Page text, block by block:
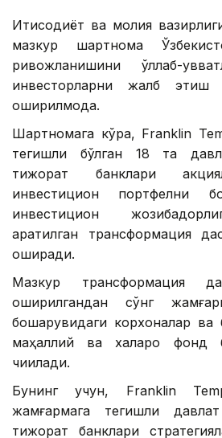
Иқтисодиёт ва молия
мазкур шартнома
ривожланишини қўллаб-
инвесторларни жалб этиш
оширилмоқда.
Шартномага кўра, Franklin
тегишли бўлган 18 та
тижорат банклари
инвестицион портфелни
инвестицион
қаратилган трансформация
оширади.
Мазкур трансформация
оширилгандан сўнг
бошқарувидаги корхоналар ва
маҳаллий ва халқаро фонд
чиқилади.
Бунинг учун, Franklin
жамғармага тегишли
тижорат банклари